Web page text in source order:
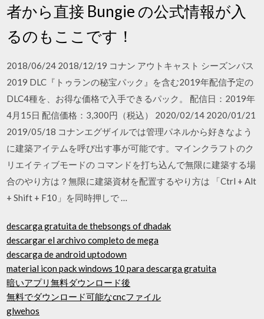
者から直接 Bungie の公式情報が入
るのもここです！
2018/06/24 2018/12/19 コナン アウトキャスト シーズンパス
2019 DLC『トゥランの秘宝パック』を含む2019年配信予定の
DLC4種を、お得な価格で入手できるパック。 配信日：2019年
4月15日 配信価格：3,300円（税込） 2020/02/14 2020/01/21
2019/05/18 コナンエグザイルでは管理パネルから好きなよう
に建築アイテムを呼び出す事が可能です。マインクラフトのク
リエイティブモードの コマンドを打ち込んで無限に建築する場
合のやり方は？無限に建築資材を配置するやり方は 「Ctrl + Alt
+ Shift + F10」を同時押しで …
descarga gratuita de thebsongs of dhadak
descargar el archivo completo de mega
descarga de android uptodown
material icon pack windows 10 para descarga gratuita
暗いアプリ無料ダウンロード後
無料でダウンロード可能なcncファイル
glwehos